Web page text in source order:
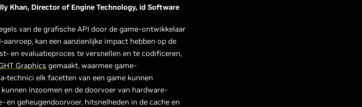
Khan, Director of Engine Technology, id Software
van de grafische API door de game-ontwikkelaar
kan een aanzienlijke impact hebben op de
en evaluatieproces te versnellen en te codificeren,
Graphics gemaakt, waarmee game-
technici elk facetten van een game kunnen
inzoomen en de doorvoer van hardware-
en geheugendoorvoer, hitsnelheden in de cache en